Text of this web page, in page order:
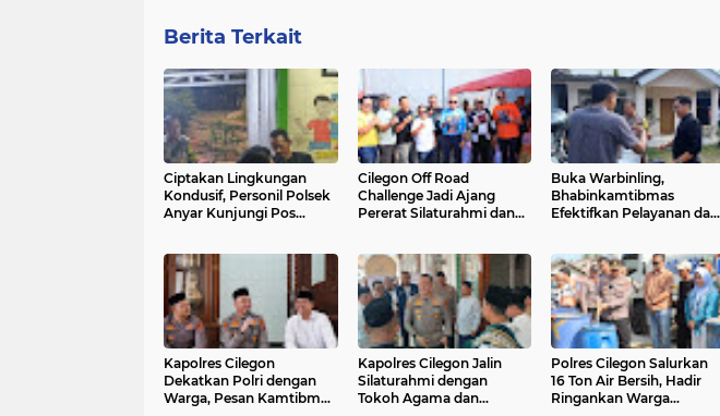
Berita Terkait
Ciptakan Lingkungan
Kondusif, Personil Polsek
Anyar Kunjungi Pos
Cilegon Off Road
Challenge Jadi Ajang
Pererat Silaturahmi dan
Buka Warbinling,
Bhabinkamtibmas
Efektifkan Pelayanan dan
Kapolres Cilegon
Dekatkan Polri dengan
Warga, Pesan Kamtibmas
Kapolres Cilegon Jalin
Silaturahmi dengan
Tokoh Agama dan
Polres Cilegon Salurkan
16 Ton Air Bersih, Hadir
Ringankan Warga